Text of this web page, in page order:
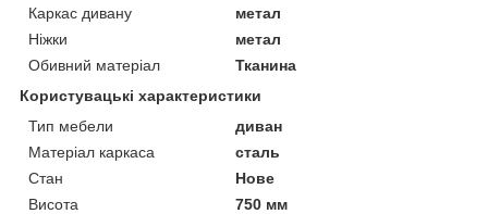
Каркас дивану
метал
Ніжки
метал
Обивний матеріал
Тканина
Користувацькі характеристики
Тип мебели
диван
Матеріал каркаса
сталь
Стан
Нове
Висота
750 мм